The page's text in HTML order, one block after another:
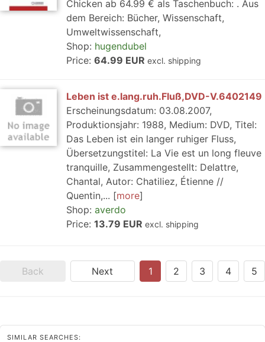
Chicken ab 64.99 € als Taschenbuch: . Aus
dem Bereich: Bücher, Wissenschaft,
Umweltwissenschaft,
Shop: hugendubel
Price: 64.99 EUR excl. shipping
Leben ist e.lang.ruh.Fluß,DVD-V.6402149
Erscheinungsdatum: 03.08.2007,
Produktionsjahr: 1988, Medium: DVD, Titel:
Das Leben ist ein langer ruhiger Fluss,
Übersetzungstitel: La Vie est un long fleuve
tranquille, Zusammengestellt: Delattre,
Chantal, Autor: Chatiliez, Étienne //
Quentin,...
more
Shop: averdo
Price: 13.79 EUR excl. shipping
Back Next 1 2 3 4 5
SIMILAR SEARCHES: